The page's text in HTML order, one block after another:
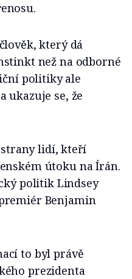
který dá
než na odborné
politiky ale
ukazuje se, že
lidí, kteří
útoku na Írán.
politik Lindsey
Benjamin
to byl právě
prezidenta